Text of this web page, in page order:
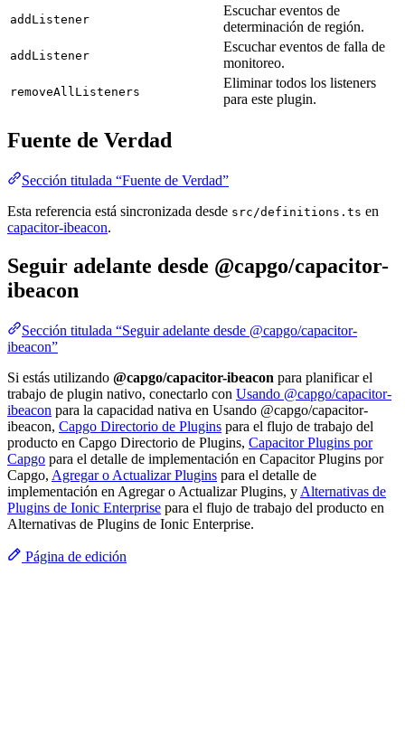
addListener
Escuchar eventos de
determinación de región.
addListener
Escuchar eventos de falla de
monitoreo.
removeAllListeners
Eliminar todos los listeners
para este plugin.
Fuente de Verdad
Sección titulada “Fuente de Verdad”
Esta referencia está sincronizada desde src/definitions.ts en
capacitor-ibeacon.
Seguir adelante desde @capgo/capacitor-
ibeacon
Sección titulada “Seguir adelante desde @capgo/capacitor-
ibeacon”
Si estás utilizando @capgo/capacitor-ibeacon para planificar el
trabajo de plugin nativo, conectarlo con Usando @capgo/capacitor-
ibeacon para la capacidad nativa en Usando @capgo/capacitor-
ibeacon, Capgo Directorio de Plugins para el flujo de trabajo del
producto en Capgo Directorio de Plugins, Capacitor Plugins por
Capgo para el detalle de implementación en Capacitor Plugins por
Capgo, Agregar o Actualizar Plugins para el detalle de
implementación en Agregar o Actualizar Plugins, y Alternativas de
Plugins de Ionic Enterprise para el flujo de trabajo del producto en
Alternativas de Plugins de Ionic Enterprise.
Página de edición